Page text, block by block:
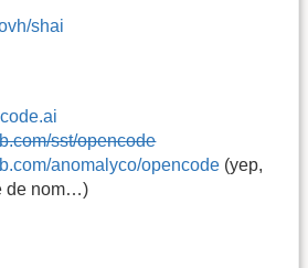
shai
sst/opencode
anomalyco/opencode (yep,
de nom…)